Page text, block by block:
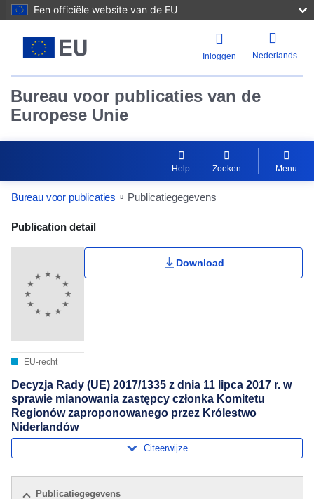
Een officiële website van de EU
Inloggen Nederlands
Bureau voor publicaties van de
Europese Unie
Help Zoeken Menu
Bureau voor publicaties Publicatiegegevens
Publication Detail Actions Portlet
Publication detail
EU-recht
Download
Decyzja Rady (UE) 2017/1335 z dnia 11 lipca 2017 r. w
sprawie mianowania zastępcy członka Komitetu
Regionów zaproponowanego przez Królestwo
Niderlandów
Citeerwijze
Publicatiegegevens